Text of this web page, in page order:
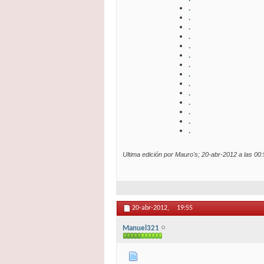
.
.
.
.
.
.
.
.
.
.
.
.
.
.
Ultima edición por Mauro's; 20-abr-2012 a las
20-abr-2012, 19:55
Manuel321